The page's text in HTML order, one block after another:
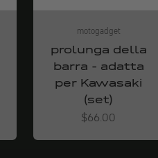
motogadget
prolunga della
barra - adatta
per Kawasaki
(set)
Angebot
$66.00